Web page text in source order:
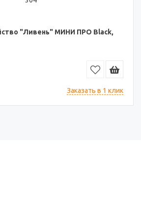
"Ливень" МИНИ ПРО Black,
Заказать в 1 клик